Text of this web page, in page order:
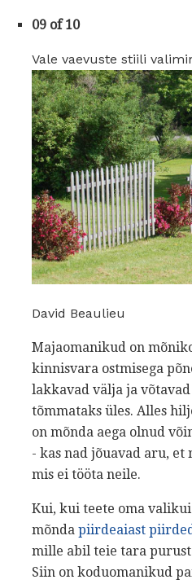
09 of 10
Vale vaevuste stiili
David Beaulieu
Majaomanikud on
kinnisvara ostmisega
lakkavad välja ja
tõmmataks üles. Alles
on mõnda aega olnud
- kas nad jõuavad aru,
mis ei tööta neile.
Kui, kui teete oma
mõnda piirdeaiast
mille abil teie tara
Siin on koduomanikud